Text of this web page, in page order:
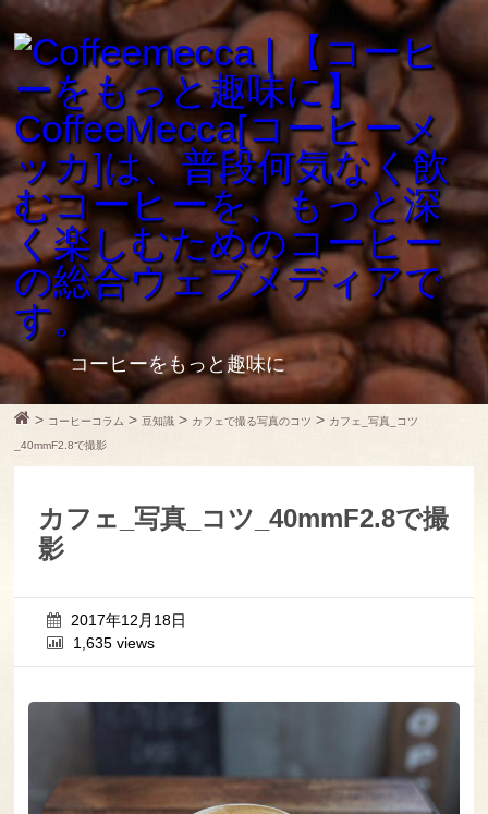
コーヒーをもっと趣味に
> コーヒーコラム >豆知識 > カフェで撮る写真のコツ > カフェ_写真_コツ
_40mmF2.8で撮影
カフェ_写真_コツ_40mmF2.8で撮
影
2017年12月18日
1,635 views